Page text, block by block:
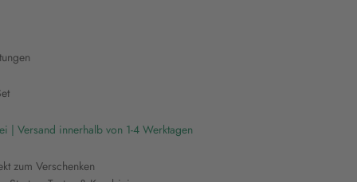
| Versand innerhalb von 1-4 Werktagen
zum Verschenken